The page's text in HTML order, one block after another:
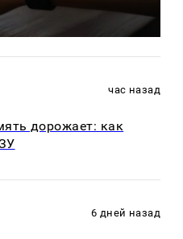
час назад
дорожает: как
6 дней назад